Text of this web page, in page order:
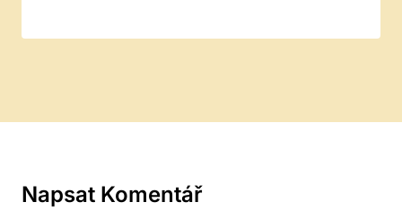
Napsat Komentář